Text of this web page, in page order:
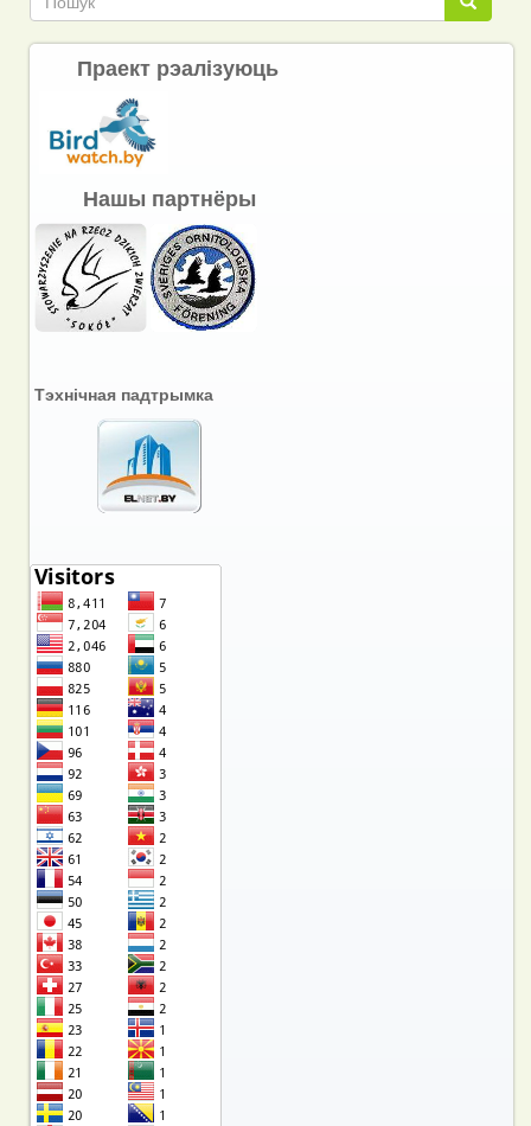
Праект рэалізуюць
Нашы партнёры
Тэхнічная падтрымка